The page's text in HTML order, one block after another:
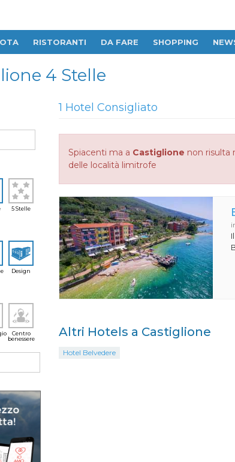
RISTORANTI DA FARE SHOPPING
4 Stelle
5 Stelle
Design
Centro
benessere
1 Hotel Consigliato
Spiacenti ma a Castiglione non risulta
delle località limitrofe
Altri Hotels a Castiglione
Hotel Belvedere